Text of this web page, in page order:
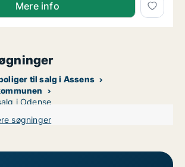
Mere info
til salg i Assens
i Odense
søgninger